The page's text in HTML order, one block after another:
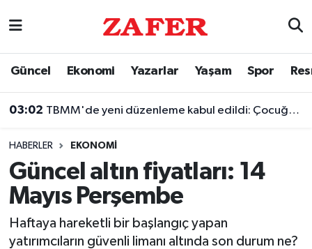
Güncel Ekonomi Yazarlar Yaşam Spor
03:02 TBMM'de yeni düzenleme kabul edildi: Çocuğun silaha ulaşmasına hapis cezası geliyor
HABERLER EKONOMI
Güncel altın fiyatları: 14
Mayıs Perşembe
Haftaya hareketli bir başlangıç yapan
yatırımcıların güvenli limanı altında son durum ne?
Nöbetçi Eczaneler
Trafik Durumu
Süper Lig Puan Durumu ve Fikstür
Tüm Manşetler